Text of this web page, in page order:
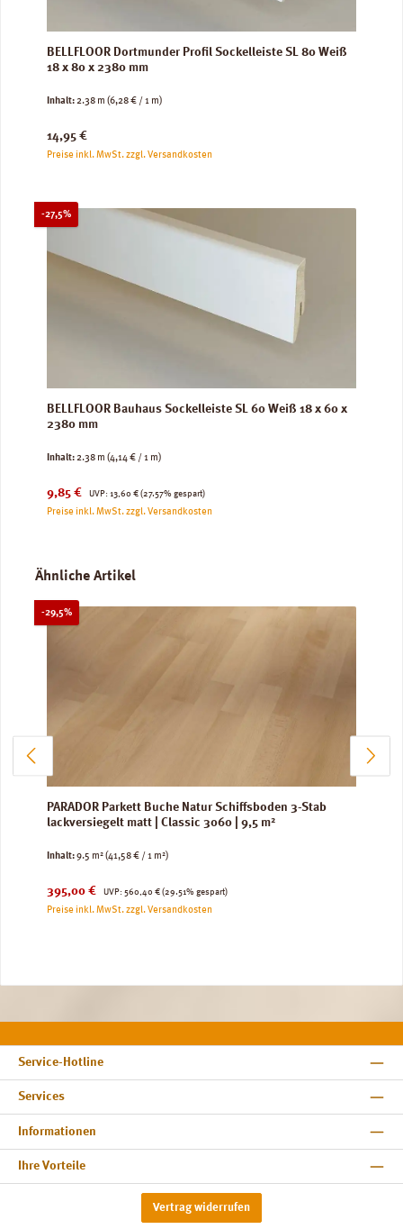
BELLFLOOR Dortmunder Profil Sockelleiste SL 80 Weiß
18 x 80 x 2380 mm
Inhalt:2.38 m (6,28 € / 1 m)
Regulärer Preis:
14,95 €
Preise inkl. MwSt. zzgl. Versandkosten
-27,5%Rabatt
BELLFLOOR Bauhaus Sockelleiste SL 60 Weiß 18 x 60 x
2380 mm
Inhalt:2.38 m (4,14 € / 1 m)
Verkaufspreis:
9,85 € UVP:
Regulärer Preis:
13,60 € (27.57% gespart)
Preise inkl. MwSt. zzgl. Versandkosten
Produktgalerie überspringen
Ähnliche Artikel
-29,5%Rabatt
PARADOR Parkett Buche Natur Schiffsboden 3-Stab
lackversiegelt matt | Classic 3060 | 9,5 m²
Inhalt:9.5 m²(41,58 € / 1 m²)
Verkaufspreis:
395,00 € UVP:
Regulärer Preis:
560,40 € (29.51% gespart)
Preise inkl. MwSt. zzgl. Versandkosten
Service-Hotline
Services
Informationen
Ihre Vorteile
Vertrag widerrufen